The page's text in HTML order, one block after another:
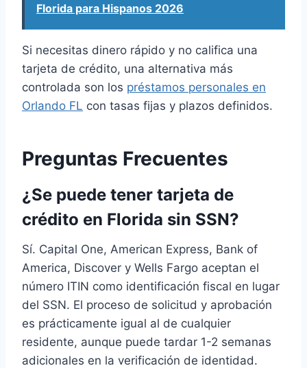
Florida para Hispanos 2026
Si necesitas dinero rápido y no califica una
tarjeta de crédito, una alternativa más
controlada son los préstamos personales en
Orlando FL con tasas fijas y plazos definidos.
Preguntas Frecuentes
¿Se puede tener tarjeta de
crédito en Florida sin SSN?
Sí. Capital One, American Express, Bank of
America, Discover y Wells Fargo aceptan el
número ITIN como identificación fiscal en lugar
del SSN. El proceso de solicitud y aprobación
es prácticamente igual al de cualquier
residente, aunque puede tardar 1-2 semanas
adicionales en la verificación de identidad.